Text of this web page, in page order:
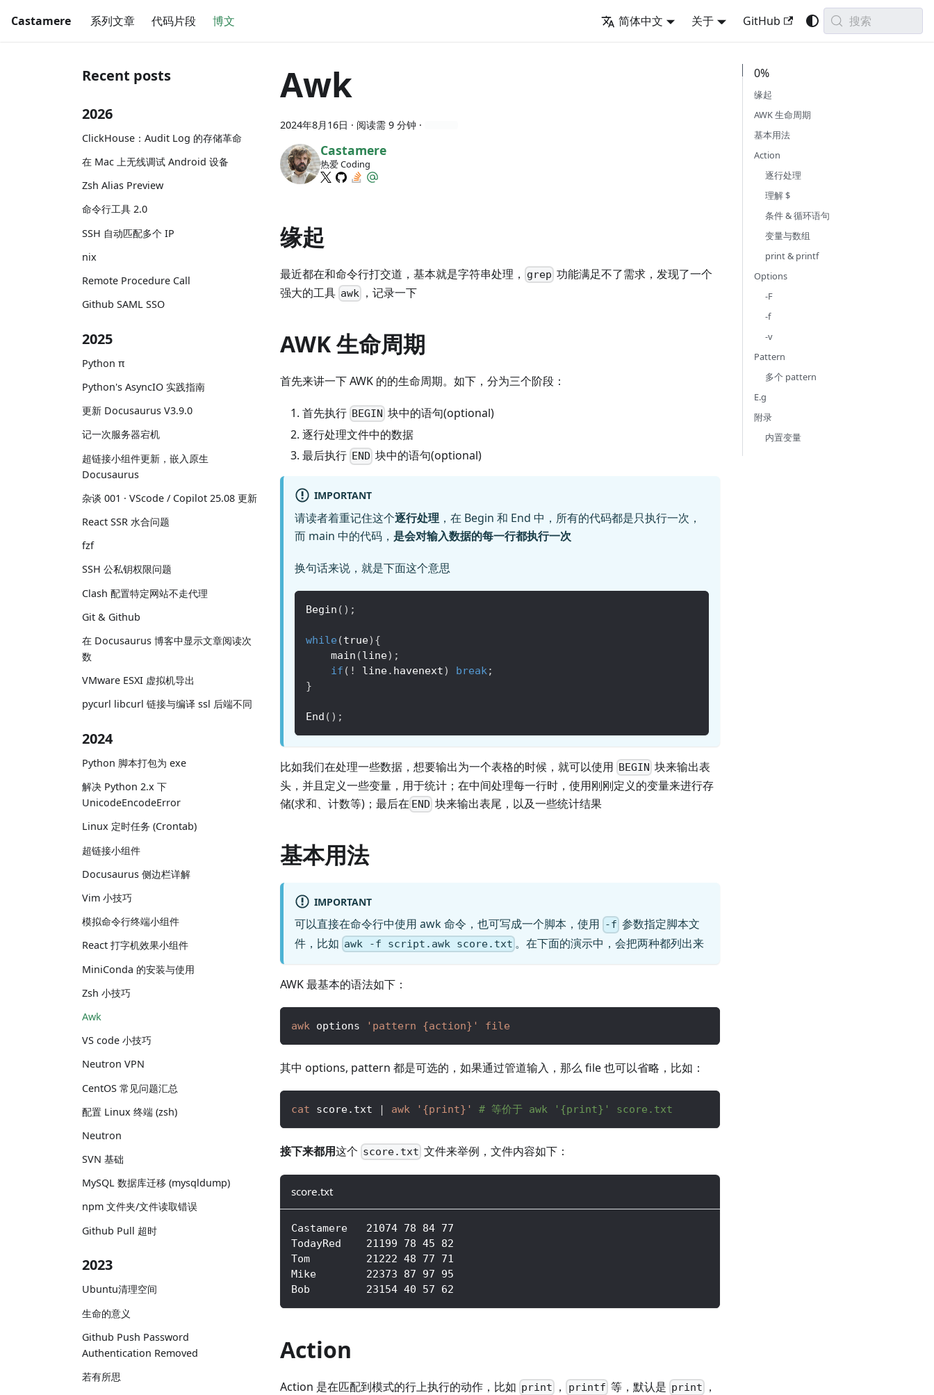
Castamere 系列文章 代码片段 博文 简体中文 关于 GitHub 搜索
Recent posts
2026
ClickHouse：Audit Log 的存储革命
在 Mac 上无线调试 Android 设备
Zsh Alias Preview
命令行工具 2.0
SSH 自动匹配多个 IP
nix
Remote Procedure Call
Github SAML SSO
2025
Python π
Python's AsyncIO 实践指南
更新 Docusaurus V3.9.0
记一次服务器宕机
超链接小组件更新，嵌入原生
Docusaurus
杂谈 001 · VScode / Copilot 25.08 更新
React SSR 水合问题
fzf
SSH 公私钥权限问题
Clash 配置特定网站不走代理
Git & Github
在 Docusaurus 博客中显示文章阅读次
数
VMware ESXI 虚拟机导出
pycurl libcurl 链接与编译 ssl 后端不同
2024
Python 脚本打包为 exe
解决 Python 2.x 下
UnicodeEncodeError
Linux 定时任务 (Crontab)
超链接小组件
Docusaurus 侧边栏详解
Vim 小技巧
模拟命令行终端小组件
React 打字机效果小组件
MiniConda 的安装与使用
Zsh 小技巧
Awk
VS code 小技巧
Neutron VPN
CentOS 常见问题汇总
配置 Linux 终端 (zsh)
Neutron
SVN 基础
MySQL 数据库迁移 (mysqldump)
npm 文件夹/文件读取错误
Github Pull 超时
2023
Ubuntu清理空间
生命的意义
Github Push Password
Authentication Removed
若有所思
Awk
2024年8月16日 · 阅读需 9 分钟 ·
Castamere
热爱 Coding
缘起
最近都在和命令行打交道，基本就是字符串处理， grep 功能满足不了需求，发现了一个
强大的工具 awk ，记录一下
AWK 生命周期
首先来讲一下 AWK 的的生命周期。如下，分为三个阶段：
首先执行 BEGIN 块中的语句(optional)
逐行处理文件中的数据
最后执行 END 块中的语句(optional)
IMPORTANT
请读者着重记住这个逐行处理 ，在 Begin 和 End 中，所有的代码都是只执行一次，
而 main 中的代码， 是会对输入数据的每一行都执行一次
换句话来说，就是下面这个意思
Begin ( ) ;
while (true) {
main (line) ;
if ( ! line. havenext) break;
}
End ( ) ;
比如我们在处理一些数据，想要输出为一个表格的时候，就可以使用 BEGIN 块来输出表
头，并且定义一些变量，用于统计；在中间处理每一行时，使用刚刚定义的变量来进行存
储(求和、计数等)；最后在 END 块来输出表尾，以及一些统计结果
基本用法
IMPORTANT
可以直接在命令行中使用 awk 命令，也可写成一个脚本，使用 -f 参数指定脚本文
件，比如 awk -f script.awk score.txt 。在下面的演示中，会把两种都列出来
AWK 最基本的语法如下：
awk options 'pattern {action}' file
其中 options, pattern 都是可选的，如果通过管道输入，那么 file 也可以省略，比如：
cat score.txt | awk '{print}' # 等价于 awk '{print}' score.txt
接下来都用这个 score.txt 文件来举例，文件内容如下：
score.txt
Castamere   21074 78 84 77
TodayRed    21199 78 45 82
Tom         21222 48 77 71
Mike        22373 87 97 95
Bob         23154 40 57 62
Action
Action 是在匹配到模式的行上执行的动作，比如 print ， printf 等，默认是 print
，
0%
缘起
AWK 生命周期
基本用法
Action
逐行处理
理解 $
条件 & 循环语句
变量与数组
print & printf
Options
-F
-f
-v
Pattern
多个 pattern
E.g
附录
内置变量